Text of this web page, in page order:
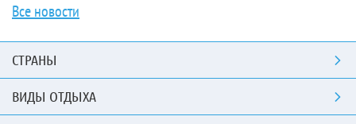
Все новости
СТРАНЫ
ВИДЫ ОТДЫХА